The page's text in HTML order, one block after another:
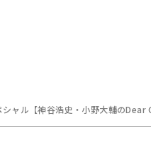
シャル【神谷浩史・小野大輔のDear